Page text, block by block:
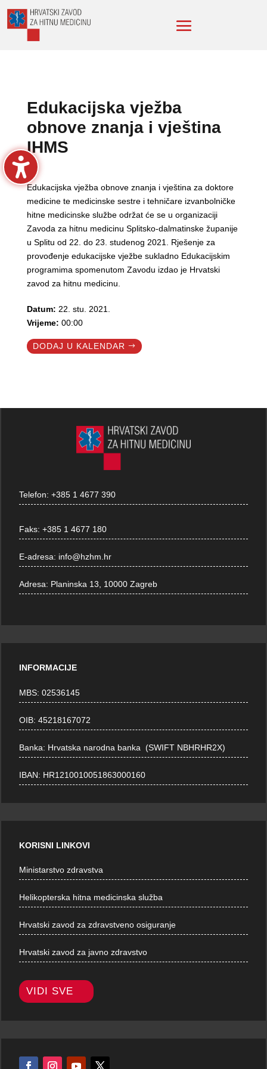
Edukacijska vježba
obnove znanja i vještina
IHMS
Edukacijska vježba obnove znanja i vještina za doktore
medicine te medicinske sestre i tehničare izvanbolničke
hitne medicinske službe održat će se u organizaciji
Zavoda za hitnu medicinu Splitsko-dalmatinske županije
u Splitu od 22. do 23. studenog 2021. Rješenje za
provođenje edukacijske vježbe sukladno Edukacijskim
programima spomenutom Zavodu izdao je Hrvatski
zavod za hitnu medicinu.
Datum: 22. stu. 2021.
Vrijeme: 00:00
DODAJ U KALENDAR
Telefon:+385 1 4677 390
Faks:+385 1 4677 180
E-adresa: info@hzhm.hr
Adresa: Planinska 13, 10000 Zagreb
INFORMACIJE
MBS: 02536145
OIB: 45218167072
Banka: Hrvatska narodna banka (SWIFT NBHRHR2X)
IBAN: HR1210010051863000160
KORISNI LINKOVI
Ministarstvo zdravstva
Helikopterska hitna medicinska služba
Hrvatski zavod za zdravstveno osiguranje
Hrvatski zavod za javno zdravstvo
VIDI SVE